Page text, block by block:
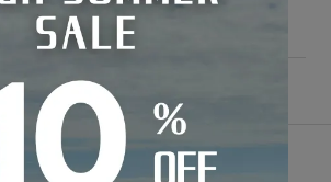
同色で揃えています。